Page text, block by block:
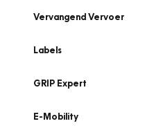
Vervangend Vervoer
Labels
GRIP Expert
E-Mobility